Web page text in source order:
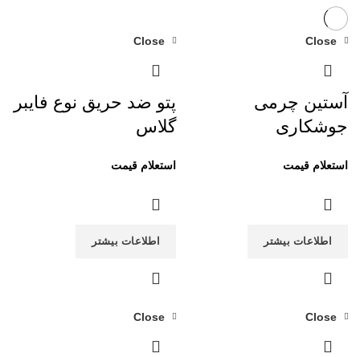
Close
آستین چرمی
جوشکاری
اطلاعات بیشتر
Close
پتو ضد حریق نوع فایبر
گلاس
اطلاعات بیشتر
Close
Close